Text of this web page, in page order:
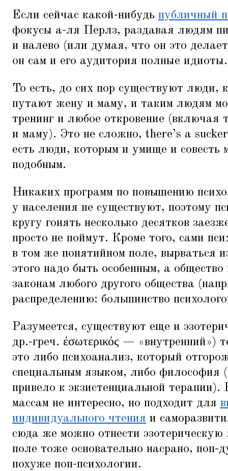
Если сейчас какой-нибудь публичный
фокусы а-ля Перлз, раздавая людям
и налево (или думая, что он это
он сам и его аудитория полные идиоты.
То есть, до сих пор существуют люди,
путают жену и маму, и таким людям
тренинг и любое откровение
и маму). Это не сложно, there’s a
есть люди, которым и умище и совесть
подобным.
Никаких программ по повышению
у населения не существуют, поэтому
кругу гонять несколько десятков
просто не поймут. Кроме того, сами
в том же понятийном поле, вырваться
этого надо быть особенным, а общество
законам любого другого общества
распределению: большинство
Разумеется, существуют еще и
др.-греч. ἐσωτερικός — «внутренний»)
это либо психоанализ, который
специальным языком, либо философия
привело к экзистенциальной
массам не интересно, но подходит для
индивидуального чтения и
сюда же можно отнести эзотерическую
поле тоже основательно насрано, поп-
похуже поп-психологии.